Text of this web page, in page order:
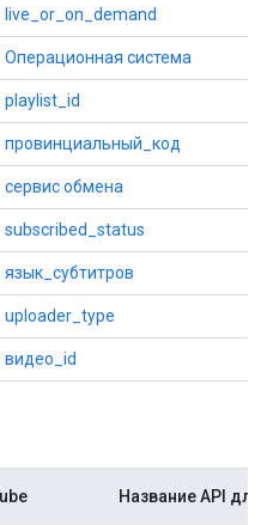
live_or_on_demand
Операционная система
playlist_id
провинциальный_код
сервис обмена
subscribed_status
язык_субтитров
uploader_type
видео_id
Название API